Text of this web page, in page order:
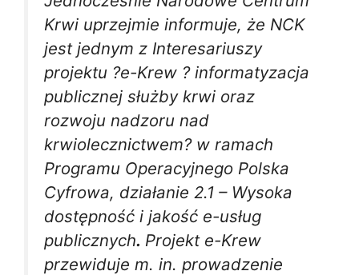
Krwi uprzejmie informuje, że NCK
jest jednym z Interesariuszy
projektu ?e-Krew ? informatyzacja
publicznej służby krwi oraz
rozwoju nadzoru nad
krwiolecznictwem? w ramach
Programu Operacyjnego Polska
Cyfrowa, działanie 2.1 – Wysoka
dostępność i jakość e-usług
publicznych. Projekt e-Krew
przewiduje m. in. prowadzenie